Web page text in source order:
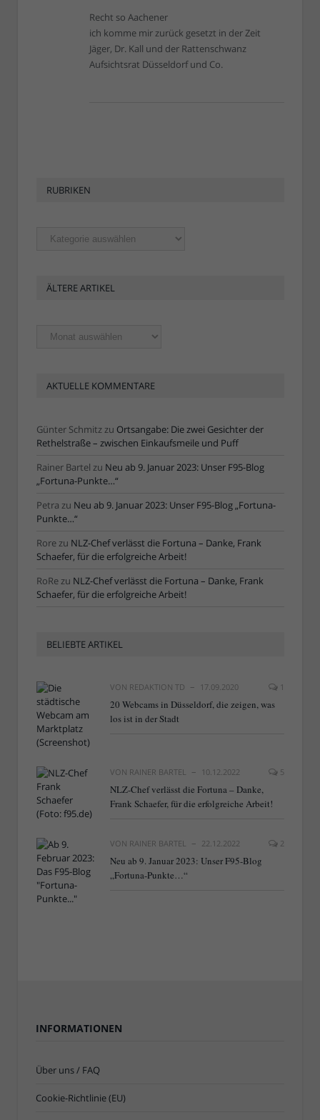
Recht so Aachener
ich komme mir zurück gesetzt in der Zeit
Jäger, Dr. Kall und der Rattenschwanz
Aufsichtsrat Düsseldorf und Co.
RUBRIKEN
Rubriken
ÄLTERE ARTIKEL
Ältere
Artikel
AKTUELLE KOMMENTARE
Günter Schmitzzu Ortsangabe: Die zwei Gesichter der
Rethelstraße – zwischen Einkaufsmeile und Puff
Rainer Bartel zu Neu ab 9. Januar 2023: Unser F95-Blog
„Fortuna-Punkte…“
Petra zu Neu ab 9. Januar 2023: Unser F95-Blog „Fortuna-
Punkte…“
Rorezu NLZ-Chef verlässt die Fortuna – Danke, Frank
Schaefer, für die erfolgreiche Arbeit!
RoRezu NLZ-Chef verlässt die Fortuna – Danke, Frank
Schaefer, für die erfolgreiche Arbeit!
BELIEBTE ARTIKEL
VON REDAKTION TD 17.09.2020 1
20 Webcams in Düsseldorf, die zeigen, was
los ist in der Stadt
VON RAINER BARTEL 10.12.2022 5
NLZ-Chef verlässt die Fortuna – Danke,
Frank Schaefer, für die erfolgreiche Arbeit!
VON RAINER BARTEL 22.12.2022 2
Neu ab 9. Januar 2023: Unser F95-Blog
„Fortuna-Punkte…“
INFORMATIONEN
Über uns / FAQ
Cookie-Richtlinie (EU)